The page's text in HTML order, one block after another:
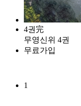
4권完
무영신위 4권
무료가입
1